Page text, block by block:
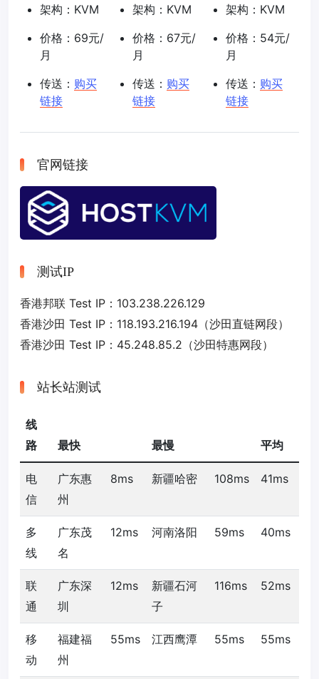
架构：KVM
价格：69元/
月
传送： 购买
链接
架构：KVM
价格：67元/
月
传送： 购买
链接
架构：KVM
价格：54元/
月
传送： 购买
链接
官网链接
测试IP
香港邦联 Test IP：103.238.226.129
香港沙田 Test IP：118.193.216.194（沙田直链网段）
香港沙田 Test IP：45.248.85.2（沙田特惠网段）
站长站测试
线
路
最快 最慢 平均
电
信
广东惠
州
8ms 新疆哈密 108ms 41ms
多
线
广东茂
名
12ms 河南洛阳 59ms 40ms
联
通
广东深
圳
12ms
新疆石河
子
116ms 52ms
移
动
福建福
州
55ms 江西鹰潭 55ms 55ms